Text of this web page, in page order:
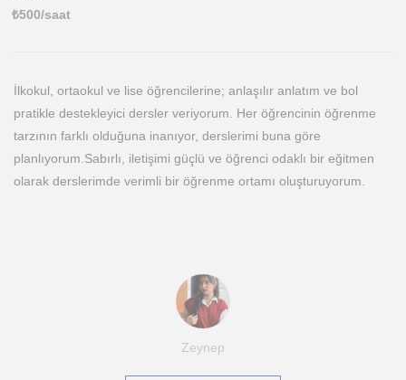
₺500/saat
İlkokul, ortaokul ve lise öğrencilerine; anlaşılır anlatım ve bol
pratikle destekleyici dersler veriyorum. Her öğrencinin öğrenme
tarzının farklı olduğuna inanıyor, derslerimi buna göre
planlıyorum.Sabırlı, iletişimi güçlü ve öğrenci odaklı bir eğitmen
olarak derslerimde verimli bir öğrenme ortamı oluşturuyorum.
Zeynep